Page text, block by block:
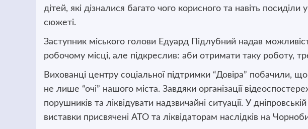
дітей, які дізналися багато чого корисного та навіть посиділи
сюжеті.
Заступник міського голови Едуард Підлубний надав
робочому місці, але підкреслив: аби отримати таку роботу,
Вихованці центру соціальної підтримки “Довіра” побачили,
не лише “очі” нашого міста. Завдяки організації
порушників та ліквідувати надзвичайні ситуації. У
виставки присвячені АТО та ліквідаторам наслідків на